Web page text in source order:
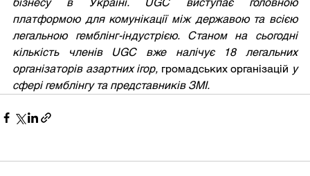
платформою для комунікації між державою та всією
легальною гемблінг-індустрією. Станом на сьогодні
кількість членів UGC вже налічує 18 легальних
організаторів азартних ігор, громадських організацій у
сфері гемблінгу та представників ЗМІ.